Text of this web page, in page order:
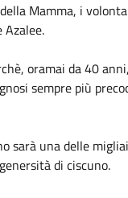
Mamma, i
oramai da 40
sempre più
sarà una delle
di ciscuno.